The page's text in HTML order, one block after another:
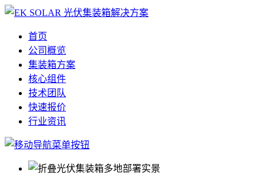
首页
公司概览
集装箱方案
核心组件
技术团队
快速报价
行业资讯